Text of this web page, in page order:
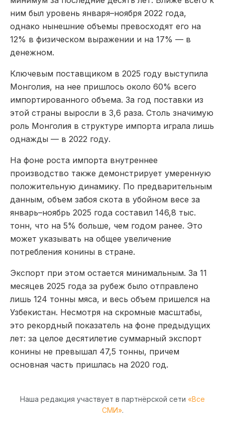
ним был уровень января–ноября 2022 года,
однако нынешние объемы превосходят его на
12% в физическом выражении и на 17% — в
денежном.
Ключевым поставщиком в 2025 году выступила
Монголия, на нее пришлось около 60% всего
импортированного объема. За год поставки из
этой страны выросли в 3,6 раза. Столь значимую
роль Монголия в структуре импорта играла лишь
однажды — в 2022 году.
На фоне роста импорта внутреннее
производство также демонстрирует умеренную
положительную динамику. По предварительным
данным, объем забоя скота в убойном весе за
январь–ноябрь 2025 года составил 146,8 тыс.
тонн, что на 5% больше, чем годом ранее. Это
может указывать на общее увеличение
потребления конины в стране.
Экспорт при этом остается минимальным. За 11
месяцев 2025 года за рубеж было отправлено
лишь 124 тонны мяса, и весь объем пришелся на
Узбекистан. Несмотря на скромные масштабы,
это рекордный показатель на фоне предыдущих
лет: за целое десятилетие суммарный экспорт
конины не превышал 47,5 тонны, причем
основная часть пришлась на 2020 год.
Наша редакция участвует в партнёрской сети «Все
СМИ».